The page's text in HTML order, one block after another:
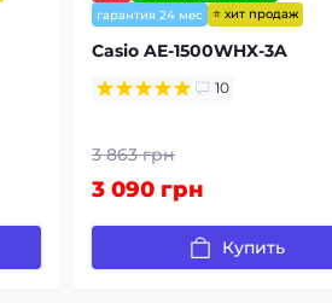
гарантия 24 мес
⭐ хит продаж
Casio AE-1500WHX-3A
10
3 863 грн
3 090 грн
Купить